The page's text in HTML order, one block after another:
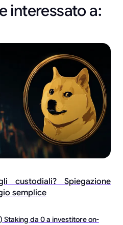
interessato a:
custodiali? Spiegazione
semplice
Staking da 0 a investitore on-